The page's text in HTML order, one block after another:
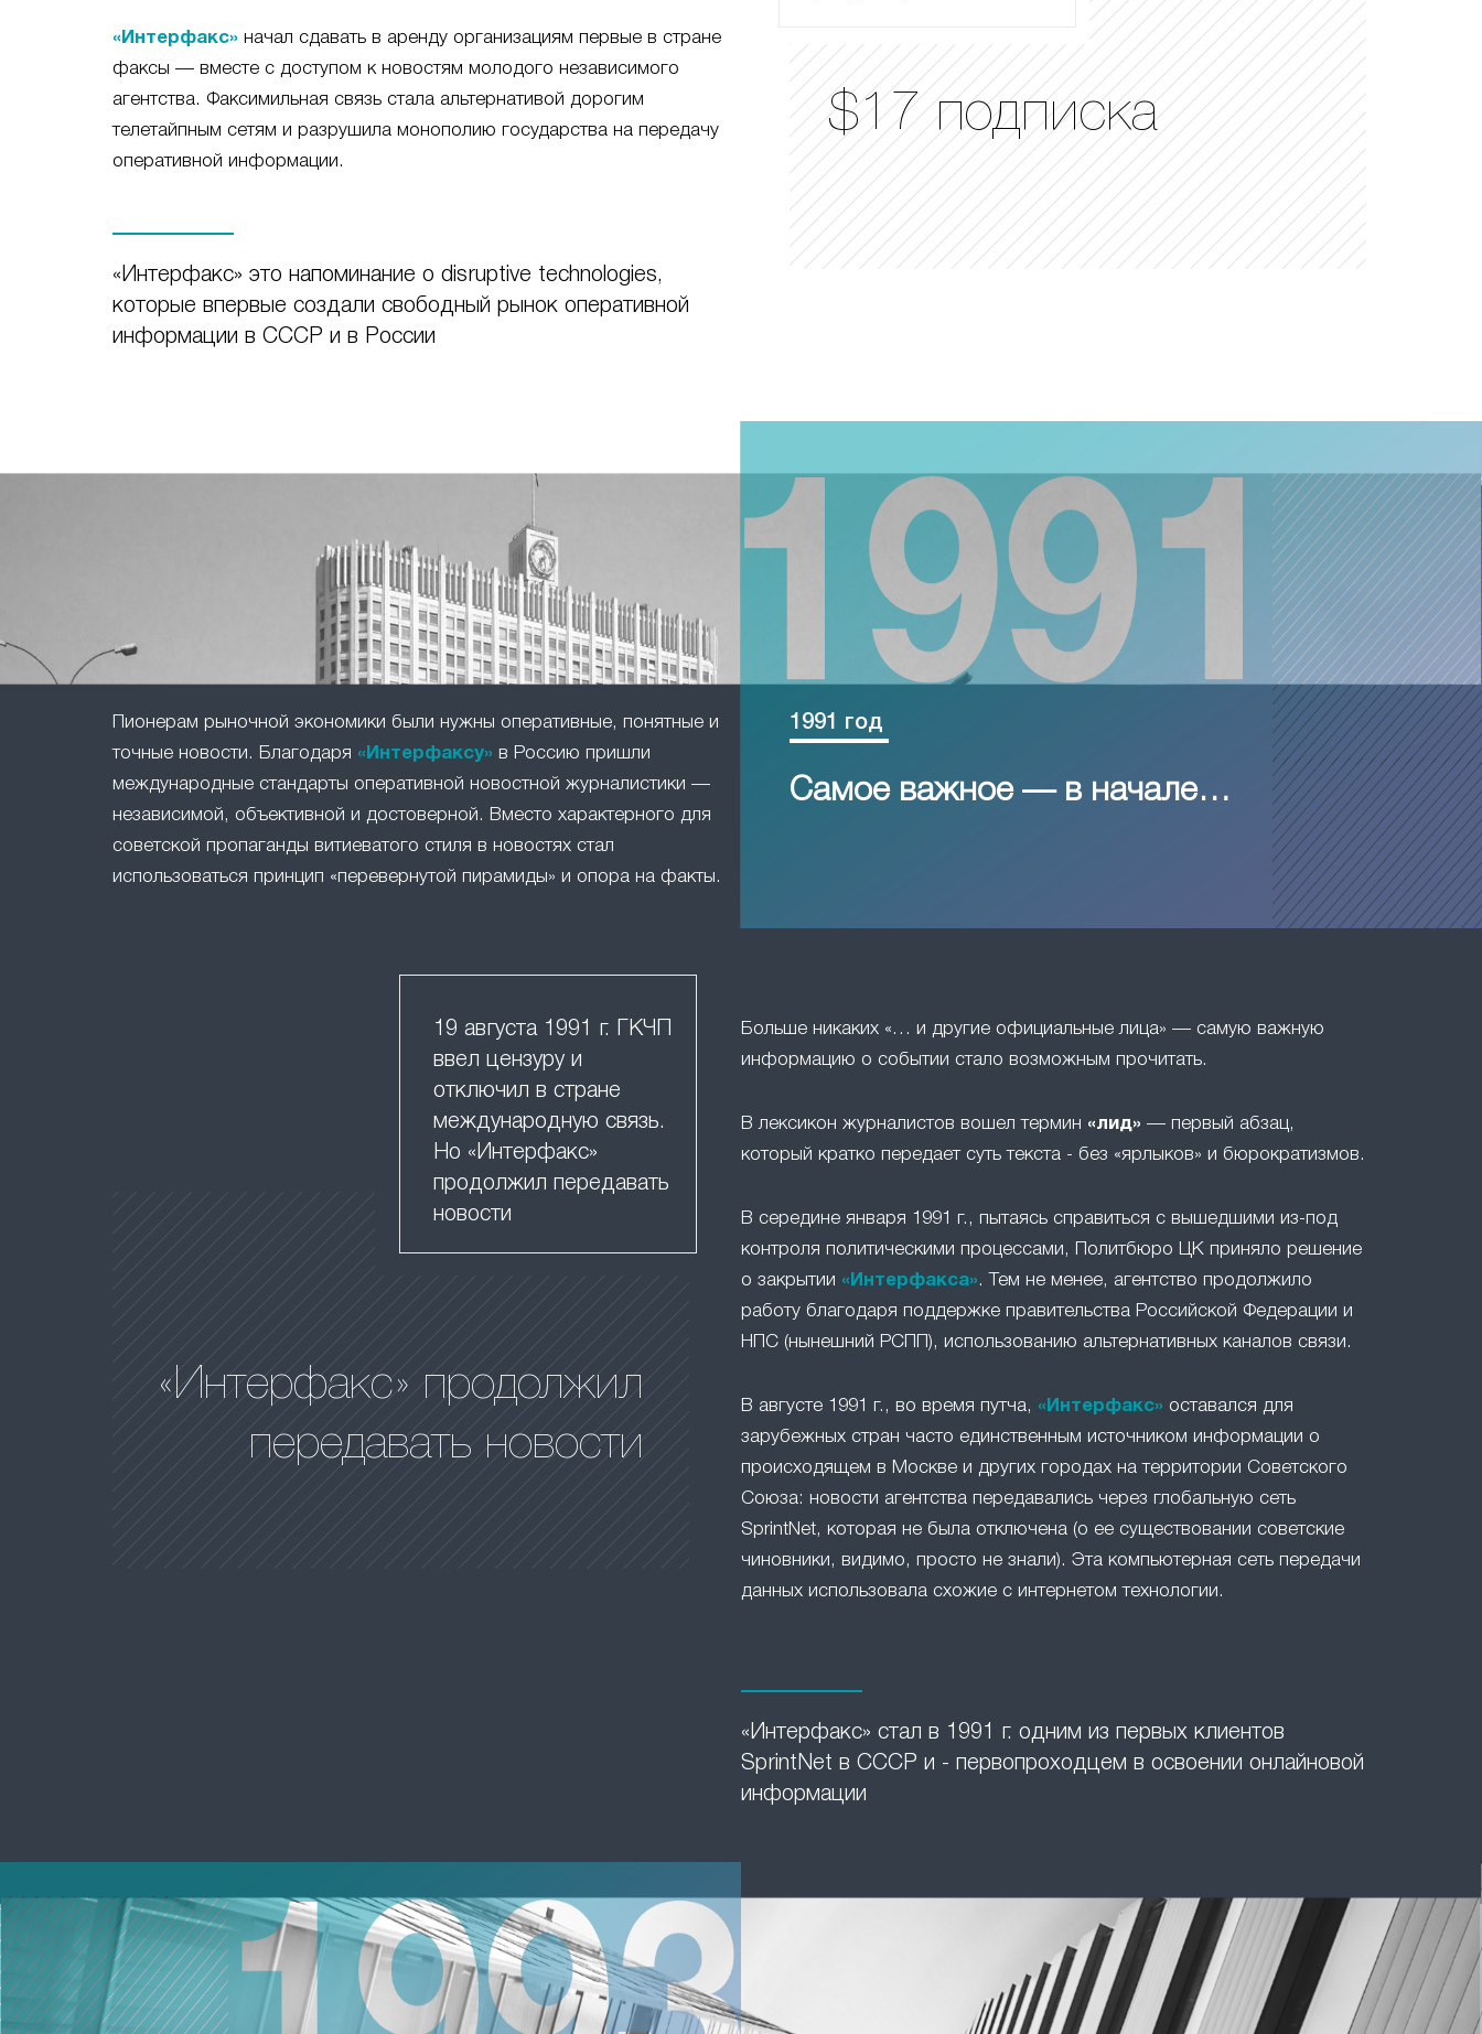
«Интерфакс» начал сдавать в аренду организациям первые в стране
факсы — вместе с доступом к новостям молодого независимого
агентства. Факсимильная связь стала альтернативой дорогим
телетайпным сетям и разрушила монополию государства на передачу
оперативной информации.
«Интерфакс» это напоминание о disruptive technologies,
которые впервые создали свободный рынок оперативной
информации в СССР и в России
$17 подписка
Пионерам рыночной экономики были нужны оперативные, понятные и
точные новости. Благодаря «Интерфаксу» в Россию пришли
международные стандарты оперативной новостной журналистики —
независимой, объективной и достоверной. Вместо характерного для
советской пропаганды витиеватого стиля в новостях стал
использоваться принцип «перевернутой пирамиды» и опора на факты.
1991 год
Самое важное — в начале…
19 августа 1991 г. ГКЧП
ввел цензуру и
отключил в стране
международную связь.
Но «Интерфакс»
продолжил передавать
новости
«Интерфакс» продолжил
передавать новости
Больше никаких «… и другие официальные лица» — самую важную
информацию о событии стало возможным прочитать.
В лексикон журналистов вошел термин «лид» — первый абзац,
который кратко передает суть текста - без «ярлыков» и бюрократизмов.
В середине января 1991 г., пытаясь справиться с вышедшими из-под
контроля политическими процессами, Политбюро ЦК приняло решение
о закрытии «Интерфакса». Тем не менее, агентство продолжило
работу благодаря поддержке правительства Российской Федерации и
НПС (нынешний РСПП), использованию альтернативных каналов связи.
В августе 1991 г., во время путча, «Интерфакс» оставался для
зарубежных стран часто единственным источником информации о
происходящем в Москве и других городах на территории Советского
Союза: новости агентства передавались через глобальную сеть
SprintNet, которая не была отключена (о ее существовании советские
чиновники, видимо, просто не знали). Эта компьютерная сеть передачи
данных использовала схожие с интернетом технологии.
«Интерфакс» стал в 1991 г. одним из первых клиентов
SprintNet в СССР и - первопроходцем в освоении онлайновой
информации